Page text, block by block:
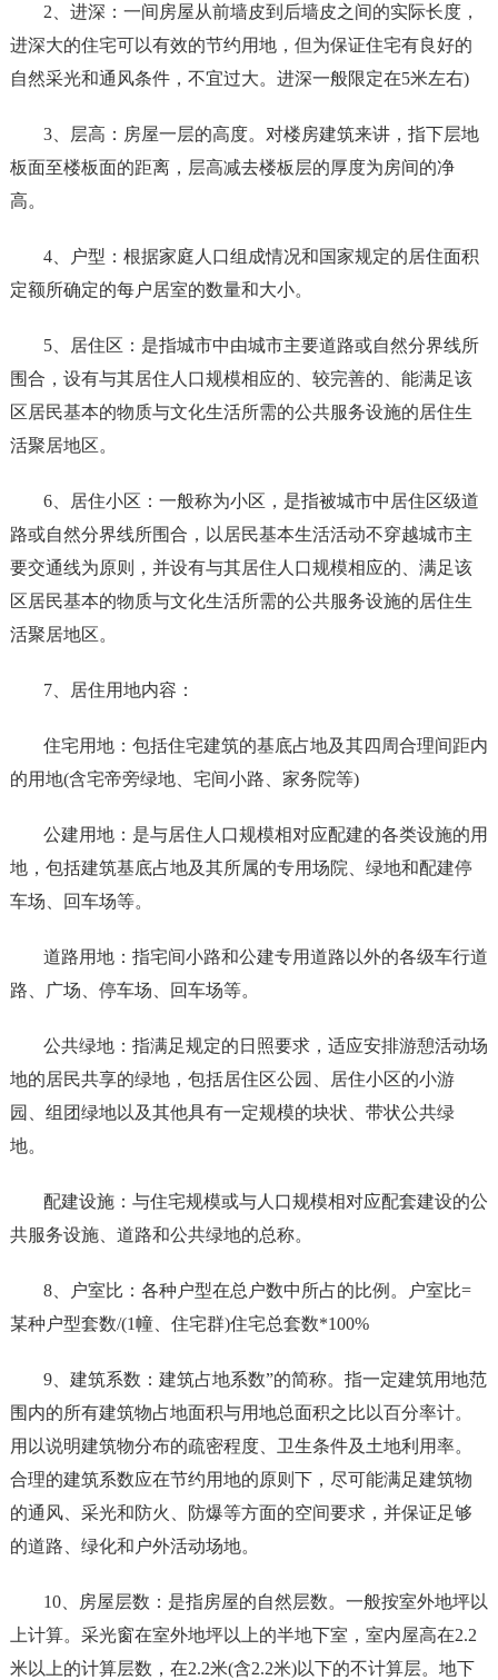
2、进深：一间房屋从前墙皮到后墙皮之间的实际长度，
进深大的住宅可以有效的节约用地，但为保证住宅有良好的
自然采光和通风条件，不宜过大。进深一般限定在5米左右)
3、层高：房屋一层的高度。对楼房建筑来讲，指下层地
板面至楼板面的距离，层高减去楼板层的厚度为房间的净
高。
4、户型：根据家庭人口组成情况和国家规定的居住面积
定额所确定的每户居室的数量和大小。
5、居住区：是指城市中由城市主要道路或自然分界线所
围合，设有与其居住人口规模相应的、较完善的、能满足该
区居民基本的物质与文化生活所需的公共服务设施的居住生
活聚居地区。
6、居住小区：一般称为小区，是指被城市中居住区级道
路或自然分界线所围合，以居民基本生活活动不穿越城市主
要交通线为原则，并设有与其居住人口规模相应的、满足该
区居民基本的物质与文化生活所需的公共服务设施的居住生
活聚居地区。
7、居住用地内容：
住宅用地：包括住宅建筑的基底占地及其四周合理间距内
的用地(含宅帝旁绿地、宅间小路、家务院等)
公建用地：是与居住人口规模相对应配建的各类设施的用
地，包括建筑基底占地及其所属的专用场院、绿地和配建停
车场、回车场等。
道路用地：指宅间小路和公建专用道路以外的各级车行道
路、广场、停车场、回车场等。
公共绿地：指满足规定的日照要求，适应安排游憩活动场
地的居民共享的绿地，包括居住区公园、居住小区的小游
园、组团绿地以及其他具有一定规模的块状、带状公共绿
地。
配建设施：与住宅规模或与人口规模相对应配套建设的公
共服务设施、道路和公共绿地的总称。
8、户室比：各种户型在总户数中所占的比例。户室比=
某种户型套数/(1幢、住宅群)住宅总套数*100%
9、建筑系数：建筑占地系数”的简称。指一定建筑用地范
围内的所有建筑物占地面积与用地总面积之比以百分率计。
用以说明建筑物分布的疏密程度、卫生条件及土地利用率。
合理的建筑系数应在节约用地的原则下，尽可能满足建筑物
的通风、采光和防火、防爆等方面的空间要求，并保证足够
的道路、绿化和户外活动场地。
10、房屋层数：是指房屋的自然层数。一般按室外地坪以
上计算。采光窗在室外地坪以上的半地下室，室内屋高在2.2
米以上的计算层数，在2.2米(含2.2米)以下的不计算层。地下